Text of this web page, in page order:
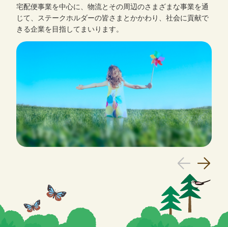
宅配便事業を中心に、物流とその周辺のさまざまな事業を通
じて、ステークホルダーの皆さまとかかわり、社会に貢献で
きる企業を目指してまいります。